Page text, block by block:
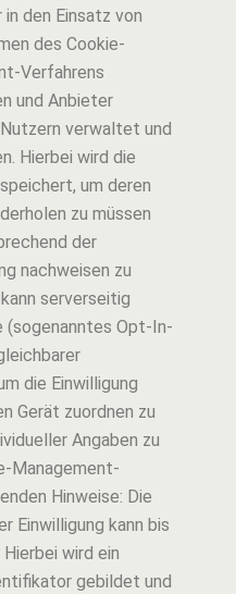
den Einsatz von
des Cookie-
Verfahrens
und Anbieter
verwaltet und
Hierbei wird die
um deren
zu müssen
der
nachweisen zu
serverseitig
(sogenanntes Opt-In-
die Einwilligung
Gerät zuordnen zu
Angaben zu
Management-
Hinweise: Die
Einwilligung kann bis
wird ein
gebildet und